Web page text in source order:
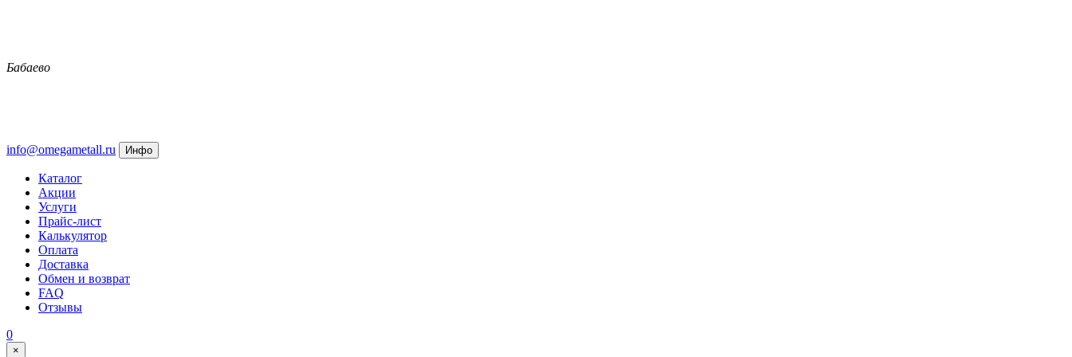
Бабаево
info@omegametall.ru Инфо
Каталог
Акции
Услуги
Прайс-лист
Калькулятор
Оплата
Доставка
Обмен и возврат
FAQ
Отзывы
0
×